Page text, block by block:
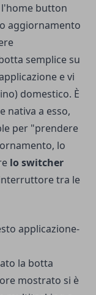
button
aggiornamento
semplice su
e vi
domestico. È
nativa a esso,
per "prendere
lo
lo switcher
tra le
applicazione-
la botta
mostrato si è